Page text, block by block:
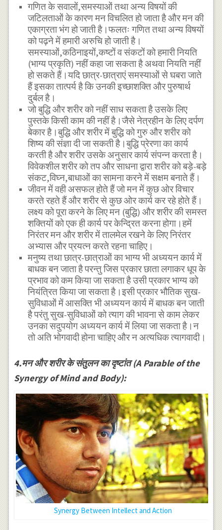
गणित के सवालों,समस्याओं तथा अन्य विषयों की
जटिलताओं के कारण मन विचलित हो जाता है और मन की
एकाग्रता भंग हो जाती है।फलतः गणित तथा अन्य विषयों
को पढ़ने में हमारी अरुचि हो जाती है।
समस्याओं,कठिनाइयों,कष्टों व संकटों को हमारी नियति
(भाग्य प्रकृति) नहीं कहा जा सकता है अथवा नियति नहीं
हो सकते हैं।यदि छात्र-छात्राएं समस्याओं से घबरा जाते
हैं इसका तात्पर्य है कि उनकी इच्छाशक्ति और पुरुषार्थ
दुर्बल है।
जो बुद्धि और शरीर को नहीं साध सकता है उसके लिए
पुस्तके किसी काम की नहीं है।जैसे नेत्रहीन के लिए दर्पण
बेकार है।बुद्धि और शरीर में बुद्धि को गुरु और शरीर को
शिष्य की संज्ञा दी जा सकती है।बुद्धि प्रेरणा का कार्य
करती है और शरीर उसके अनुसार कार्य संपन्न करता है।
विवेकशील शरीर को तप और साधना द्वारा शरीर को बड़े-बड़े
संकट,विघ्न,बाधाओं का सामना करने में सक्षम बनाते हैं।
जीवन में वही असफल होते हैं जो मन में कुछ ओर विचार
करते रहते हैं और शरीर से कुछ ओर कार्य कर रहे होते हैं।
लक्ष्य को पूरा करने के लिए मन (बुद्धि) और शरीर की समस्त
शक्तियों को एक ही कार्य पर केन्द्रित करना होगा।हमें
निरंतर मन और शरीर में तालमेल रखने के लिए निरंतर
अभ्यास और प्रयत्न करते रहना चाहिए।
मनुष्य तथा छात्र-छात्राओं का भाग्य भी अध्ययन कार्य में
बाधक बन जाता है परन्तु जिस प्रकार छाता लगाकर धूप के
प्रभाव को कम किया जा सकता है उसी प्रकार भाग्य को
नियंत्रित किया जा सकता है।इसी प्रकार भौतिक सुख-
सुविधाओं में आसक्ति भी अध्ययन कार्य में बाधक बन जाती
है परंतु सुख-सुविधाओं को त्याग की भावना से काम लेकर
उनका सदुपयोग अध्ययन कार्य में लिया जा सकता है।न
तो अति भोगवादी होना चाहिए और न अत्यधिक त्यागवादी।
4.मन और शरीर के संतुलन का दृष्टांत (A Parable of the
Synergy of Mind and Body):
Synergy Between Intellect and Action